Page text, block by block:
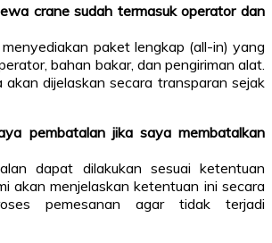
crane sudah termasuk operator dan
menyediakan paket lengkap (all-in) yang
bahan bakar, dan pengiriman alat.
akan dijelaskan secara transparan sejak
pembatalan jika saya membatalkan
dapat dilakukan sesuai ketentuan
akan menjelaskan ketentuan ini secara
pemesanan agar tidak terjadi